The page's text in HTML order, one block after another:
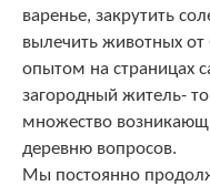
варенье, закрутить
вылечить животных от
опытом на страницах
загородный житель-
множество
деревню вопросов.
Мы постоянно